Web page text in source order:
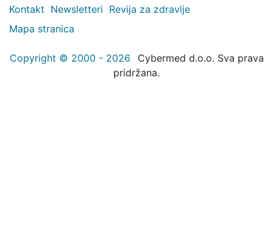
Kontakt Newsletteri Revija za zdravlje
Mapa stranica
Copyright © 2000 - 2026
Cybermed d.o.o. Sva prava
pridržana.